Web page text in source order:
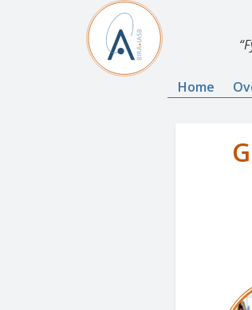
Home